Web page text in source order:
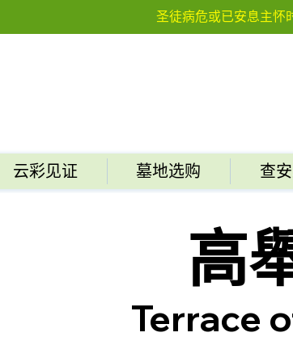
圣徒病危或已安息主怀
云彩见证 墓地选购 查
高
Terrace